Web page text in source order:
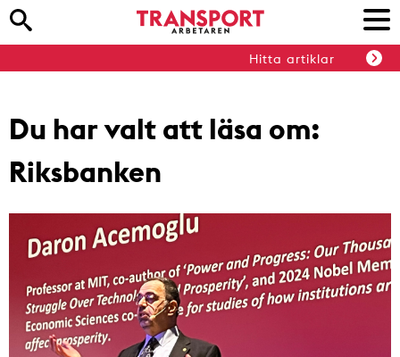
Hitta artiklar
Du har valt att läsa om:
Riksbanken